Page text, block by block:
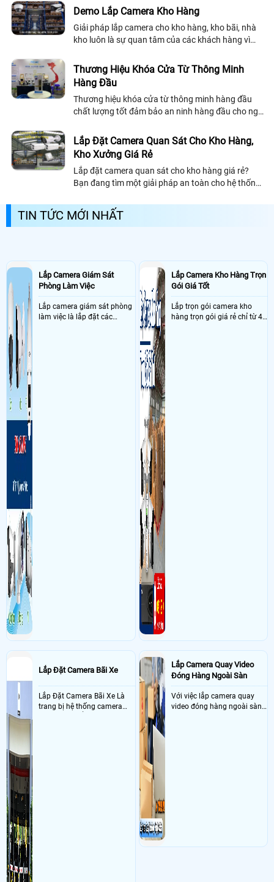
những dòng camera quan sát chuyên dụng...
Demo Lắp Camera Kho Hàng
Giải pháp lắp camera cho kho hàng, kho bãi, nhà
kho luôn là sự quan tâm của các khách hàng vì
trị của doanh nghiệp, có những...
Thương Hiệu Khóa Cửa Từ Thông Minh
Hàng Đầu
Thương hiệu khóa cửa từ thông minh hàng đầu
chất lượng tốt đảm bảo an ninh hàng đầu cho ngôi
nên chọn những thương hiệu uy tín chuyên nghiêp
về khóa cửa từ mục đích an toàn bảo vệ tài sản
tuyệt đối
Lắp Đặt Camera Quan Sát Cho Kho Hàng,
Kho Xưởng Giá Rẻ
Lắp đặt camera quan sát cho kho hàng giá rẻ?
Bạn đang tìm một giải pháp an toàn cho hệ thống
nhân đang làm việc tại hệ thống công...
TIN TỨC MỚI NHẤT
Lắp Camera Giám Sát
Phòng Làm Việc
Lắp camera giám sát phòng
làm việc là lắp đặt các
Lắp Camera Kho Hàng Trọn
Gói Giá Tốt
Lắp trọn gói camera kho
hàng trọn gói giá rẻ chỉ từ 4
Lắp Đặt Camera Bãi Xe
Lắp Đặt Camera Bãi Xe Là
trang bị hệ thống camera
Lắp Camera Quay Video
Đóng Hàng Ngoài Sàn
Với việc lắp camera quay
video đóng hàng ngoài sàn